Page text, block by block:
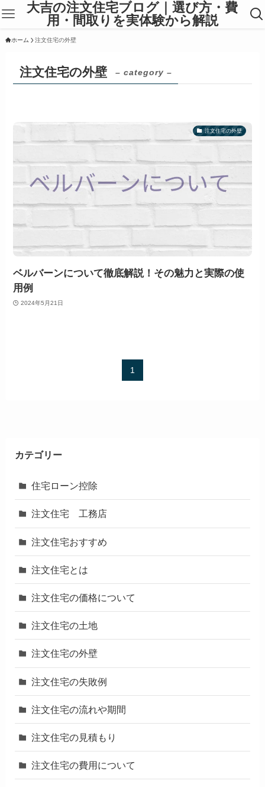
大吉の注文住宅ブログ｜選び方・費
用・間取りを実体験から解説
ホーム 注文住宅の外壁
注文住宅の外壁 – category –
注文住宅の外壁
ベルバーンについて徹底解説！その魅力と実際の使
用例
2024年5月21日
1
カテゴリー
住宅ローン控除
注文住宅 工務店
注文住宅おすすめ
注文住宅とは
注文住宅の価格について
注文住宅の土地
注文住宅の外壁
注文住宅の失敗例
注文住宅の流れや期間
注文住宅の見積もり
注文住宅の費用について